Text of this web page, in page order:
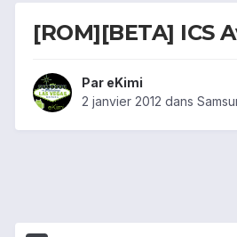
[ROM][BETA] ICS
Par eKimi
2 janvier 2012 dans